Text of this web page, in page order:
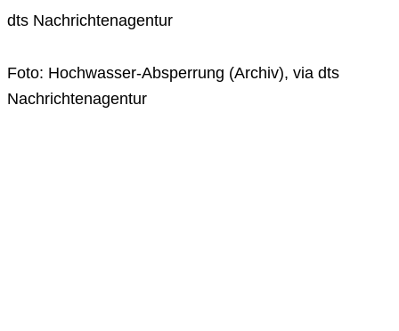
dts Nachrichtenagentur
Foto: Hochwasser-Absperrung (Archiv), via dts
Nachrichtenagentur